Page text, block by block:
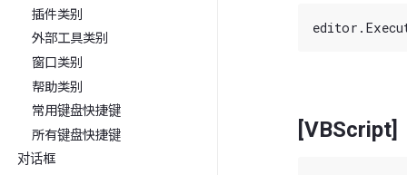
插件类别
外部工具类别
窗口类别
帮助类别
常用键盘快捷键
所有键盘快捷键
对话框
[VBScript]